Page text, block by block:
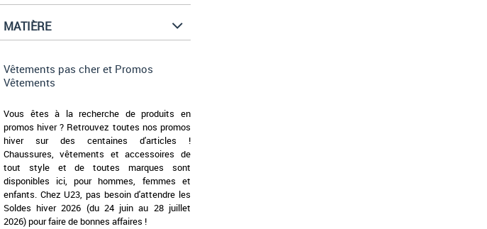
MATIÈRE
Vêtements pas cher et Promos
Vêtements
Vous êtes à la recherche de produits en
promos hiver ? Retrouvez toutes nos promos
hiver sur des centaines d'articles !
Chaussures, vêtements et accessoires de
tout style et de toutes marques sont
disponibles ici, pour hommes, femmes et
enfants. Chez U23, pas besoin d'attendre les
Soldes hiver 2026 (du 24 juin au 28 juillet
2026) pour faire de bonnes affaires !